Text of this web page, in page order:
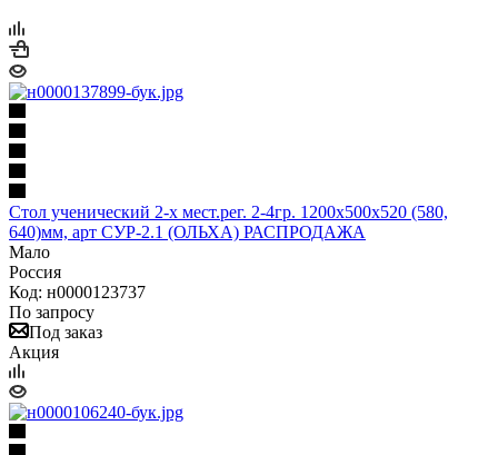
Стол ученический 2-х мест.рег. 2-4гр. 1200х500х520 (580,
640)мм, арт СУР-2.1 (ОЛЬХА) РАСПРОДАЖА
Мало
Россия
Код: н0000123737
По запросу
Под заказ
Акция